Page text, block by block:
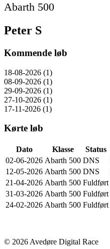
Abarth 500
Peter S
Kommende løb
18-08-2026 (1)
08-09-2026 (1)
29-09-2026 (1)
27-10-2026 (1)
17-11-2026 (1)
Kørte løb
Dato Klasse Status
02-06-2026 Abarth 500 DNS
12-05-2026 Abarth 500 DNS
21-04-2026 Abarth 500 Fuldført
31-03-2026 Abarth 500 Fuldført
24-02-2026 Abarth 500 Fuldført
© 2026 Avedøre Digital Race